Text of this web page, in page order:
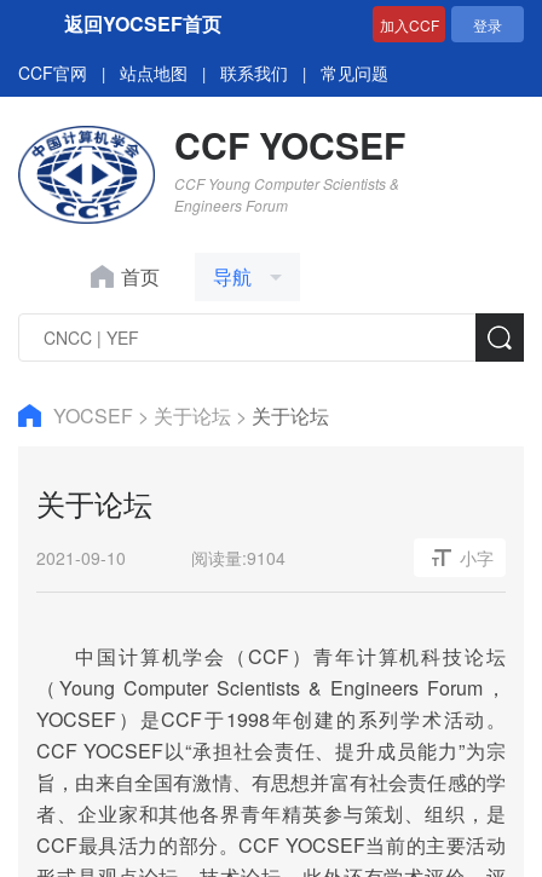
返回YOCSEF首页 加入CCF 登录
CCF官网 | 站点地图 | 联系我们 | 常见问题
CCF YOCSEF
CCF Young Computer Scientists &
Engineers Forum
首页 导航
YOCSEF > 关于论坛 > 关于论坛
关于论坛
2021-09-10 阅读量:9104 小字
中国计算机学会（CCF）青年计算机科技论坛
（Young Computer Scientists & Engineers Forum，
YOCSEF）是CCF于1998年创建的系列学术活动。
CCF YOCSEF以“承担社会责任、提升成员能力”为宗
旨，由来自全国有激情、有思想并富有社会责任感的学
者、企业家和其他各界青年精英参与策划、组织，是
CCF最具活力的部分。CCF YOCSEF当前的主要活动